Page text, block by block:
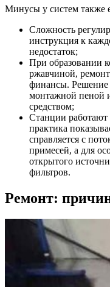
Минусы у систем также
Сложность
инструкция к
недостаток;
При образовании
ржавчиной,
финансы. Решение
монтажной пеной
средством;
Станции работают
практика
справляется с
примесей, а для
открытого
фильтров.
Ремонт: